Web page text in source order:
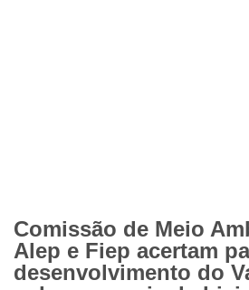
Comissão de Meio
Alep e Fiep acertam
desenvolvimento do